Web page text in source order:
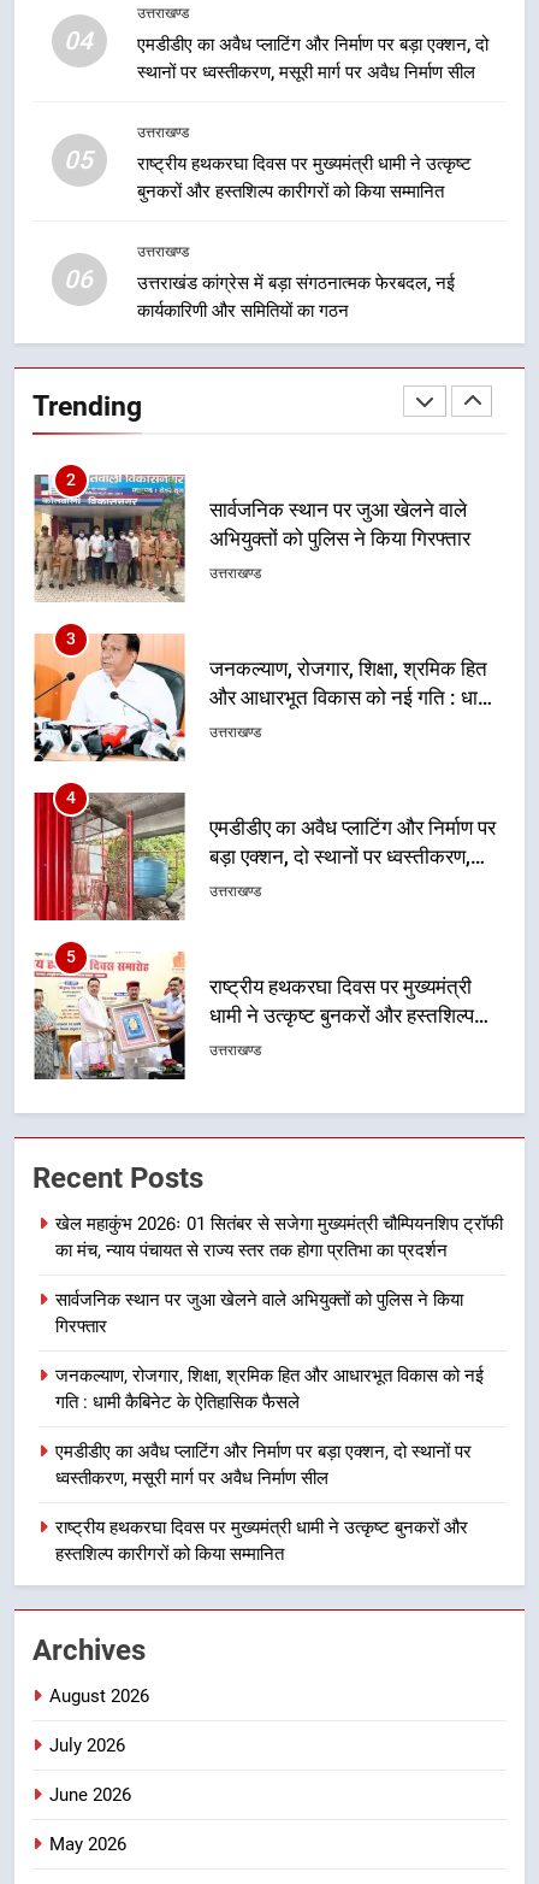
04
उत्तराखण्ड
एमडीडीए का अवैध प्लाटिंग और निर्माण पर बड़ा एक्शन, दो
स्थानों पर ध्वस्तीकरण, मसूरी मार्ग पर अवैध निर्माण सील
05
उत्तराखण्ड
राष्ट्रीय हथकरघा दिवस पर मुख्यमंत्री धामी ने उत्कृष्ट
बुनकरों और हस्तशिल्प कारीगरों को किया सम्मानित
06
उत्तराखण्ड
उत्तराखंड कांग्रेस में बड़ा संगठनात्मक फेरबदल, नई
कार्यकारिणी और समितियों का गठन
Trending
8
दिल्ली-देहरादून आर्थिक कॉरिडोर से जुड़ी
12 किमी ग्रीनफील्ड बाईपास परियोजना
निर्देश, सुरक्षा मानकों से कोई समझौता
नहींः डीएम
1
न्याय पंचायत से राज्य स्तर तक होगा
प्रतिभा का प्रदर्शन
उत्तराखण्ड
2
अभियुक्तों को पुलिस ने किया गिरफ्तार
3
जनकल्याण, रोजगार, शिक्षा, श्रमिक हित
और आधारभूत विकास को नई गति : धामी
एमडीडीए का अवैध प्लाटिंग और निर्माण पर
बड़ा एक्शन, दो स्थानों पर ध्वस्तीकरण,
5
राष्ट्रीय हथकरघा दिवस पर मुख्यमंत्री
धामी ने उत्कृष्ट बुनकरों और हस्तशिल्प
6
उत्तराखंड कांग्रेस में बड़ा संगठनात्मक
फेरबदल, नई कार्यकारिणी और समितियों
7
वाले महीनों में हजारों पदों पर की जाएगी
भर्ती
उत्तराखण्ड
8
12 किमी ग्रीनफील्ड बाईपास परियोजना
का डीएम ने किया निरीक्षण; समयबद्ध एवं
निर्देश, सुरक्षा मानकों से कोई समझौता
नहींः डीएम
उत्तराखण्ड
1
खेल महाकुंभ 2026ः 01 सितंबर से सजेगा
मुख्यमंत्री चौम्पियनशिप ट्रॉफी का मंच,
न्याय पंचायत से राज्य स्तर तक होगा
उत्तराखण्ड
Recent Posts
खेल महाकुंभ 2026ः 01 सितंबर से सजेगा मुख्यमंत्री चौम्पियनशिप ट्रॉफी
का मंच, न्याय पंचायत से राज्य स्तर तक होगा प्रतिभा का प्रदर्शन
सार्वजनिक स्थान पर जुआ खेलने वाले अभियुक्तों को पुलिस ने किया
गिरफ्तार
जनकल्याण, रोजगार, शिक्षा, श्रमिक हित और आधारभूत विकास को नई
गति : धामी कैबिनेट के ऐतिहासिक फैसले
एमडीडीए का अवैध प्लाटिंग और निर्माण पर बड़ा एक्शन, दो स्थानों पर
ध्वस्तीकरण, मसूरी मार्ग पर अवैध निर्माण सील
राष्ट्रीय हथकरघा दिवस पर मुख्यमंत्री धामी ने उत्कृष्ट बुनकरों और
हस्तशिल्प कारीगरों को किया सम्मानित
Archives
August 2026
July 2026
June 2026
May 2026